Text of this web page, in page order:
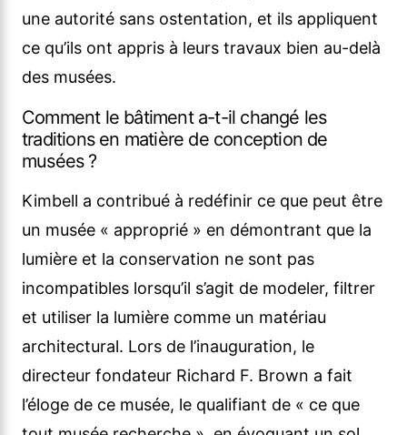
une autorité sans ostentation, et ils appliquent
ce qu’ils ont appris à leurs travaux bien au-delà
des musées.
Comment le bâtiment a-t-il changé les
traditions en matière de conception de
musées ?
Kimbell a contribué à redéfinir ce que peut être
un musée « approprié » en démontrant que la
lumière et la conservation ne sont pas
incompatibles lorsqu’il s’agit de modeler, filtrer
et utiliser la lumière comme un matériau
architectural. Lors de l’inauguration, le
directeur fondateur Richard F. Brown a fait
l’éloge de ce musée, le qualifiant de « ce que